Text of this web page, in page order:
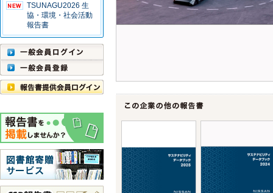
TSUNAGU2026 生
協・環境・社会活動
報告書